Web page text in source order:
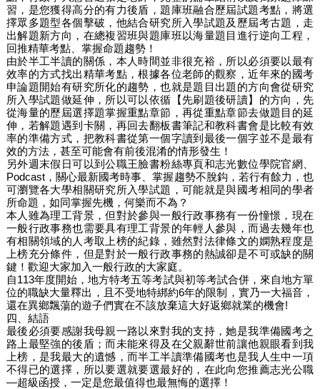
習，是您獲得高分的有力後盾，題庫班融合歷屆試題考點，將選
擇眾多題型各個擊破，他結合研究所入學試題及歷屆考古題，走
出解題新方向，在總複習班與題庫班以海量題目進行逆向工程，
回推精華考點、掌握命題趨勢！
由於半工半讀的關係，本人時間並非很充裕，所以必須要以最有
效率的方式找出精華考點，根據各位老師的觀察，近年來的國考
申論題開始有研究所化的趨勢，也就是題目出題的方向會從研究
所入學試題做延伸，所以可以依循【先刷題後研讀】的方向，先
從海量的歷屆選擇題掌握重點章節，再從重點章節去做題目的延
伸，若解題遇到卡關，再回去翻板書筆記和教科書會是比較有效
率的準備方式，把教科書從第一個字讀到最後一個字並不是最有
效的方法，甚至可能會有前後混淆的情形發生！
另外週末假日可以到公職王臉書粉絲專頁和志光數位學院官網、
Podcast，關心最新國考時事、掌握趨勢不脫鈎，若行有餘力，也
可瀏覽各大學相關研究所入學試題，可能就是與國考相同的學者
所命題，如同掌握先機，何樂而不為？
本人雖為理工背景，但對於參與一般行政事務有一份憧憬，現在
一般行政事務也需要具有理工背景的年輕人參與，而過去幾年也
有相關領域的人考取上榜的紀錄，雖然對法律條文的嫻熟程度是
上榜充分條件，但是對於一般行政事務的熱誠卻是不可或缺的關
鍵！歡迎大家加入一般行政的大家庭。
自113年度開始，地方特考五等考試與初等考試合併，來自地方單
位的職缺大量釋出，且不受地特綁約6年的限制，實乃一大福音，
還在異鄉飄蕩的遊子們實在不該放棄這大好返鄉就業的機會!
四、結語
最後必須要感謝我母親一路以來對我的支持，她是我準備國考之
路上最堅強的後盾；而未能來得及在父親辭世前讓他親眼看到我
上榜，是我最大的遺憾，而半工半讀準備國考也是我人生中一項
不得已的選擇，所以要選就要選最好的，在此向您推薦志光公職
—超級函授，一定是您最值得也最無悔的選擇！